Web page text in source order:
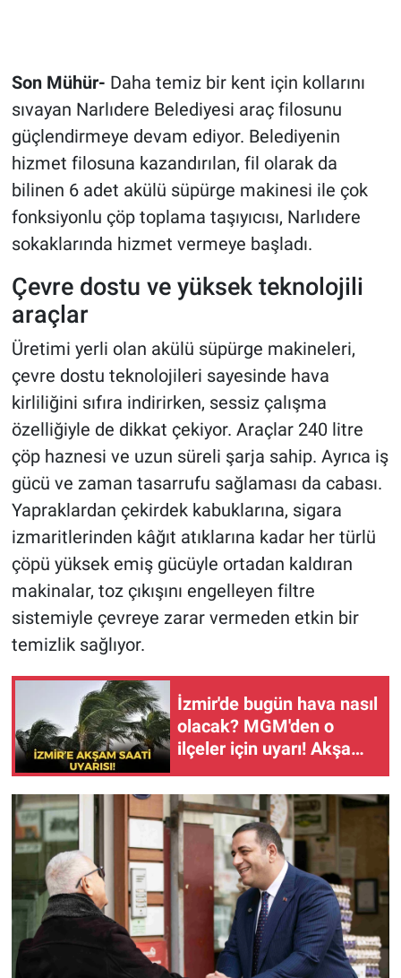
Son Mühür- Daha temiz bir kent için kollarını
sıvayan Narlıdere Belediyesi araç filosunu
güçlendirmeye devam ediyor. Belediyenin
hizmet filosuna kazandırılan, fil olarak da
bilinen 6 adet akülü süpürge makinesi ile çok
fonksiyonlu çöp toplama taşıyıcısı, Narlıdere
sokaklarında hizmet vermeye başladı.
Çevre dostu ve yüksek teknolojili
araçlar
Üretimi yerli olan akülü süpürge makineleri,
çevre dostu teknolojileri sayesinde hava
kirliliğini sıfıra indirirken, sessiz çalışma
özelliğiyle de dikkat çekiyor. Araçlar 240 litre
çöp haznesi ve uzun süreli şarja sahip. Ayrıca iş
gücü ve zaman tasarrufu sağlaması da cabası.
Yapraklardan çekirdek kabuklarına, sigara
izmaritlerinden kâğıt atıklarına kadar her türlü
çöpü yüksek emiş gücüyle ortadan kaldıran
makinalar, toz çıkışını engelleyen filtre
sistemiyle çevreye zarar vermeden etkin bir
temizlik sağlıyor.
İzmir'de bugün hava nasıl
olacak? MGM'den o
ilçeler için uyarı! Akşam
saatlerine dikkat!